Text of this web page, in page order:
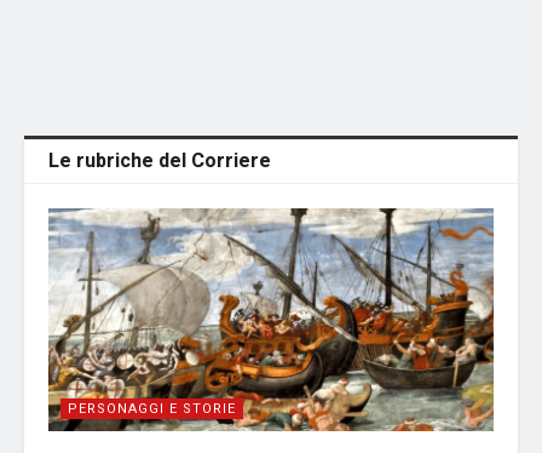
Le rubriche del Corriere
PERSONAGGI E STORIE